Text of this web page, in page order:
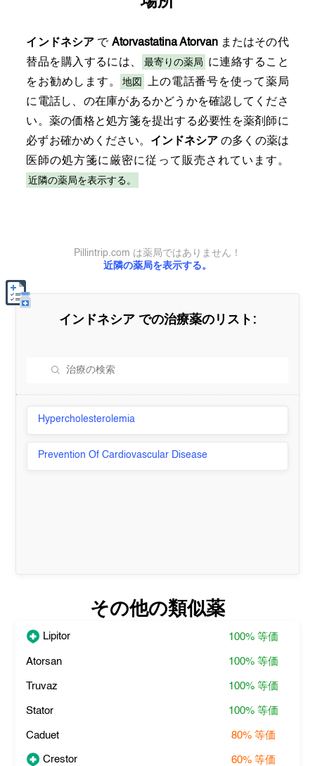
インドネシア で Atorvastatina Atorvanまたはその代
替品を購入するには、
最寄りの薬局 に連絡すること
をお勧めします。
地図
上の電話番号を使って薬局
に電話し、の在庫があるかどうかを確認してくださ
い。薬の価格と処方箋を提出する必要性を薬剤師に
必ずお確かめください。 インドネシア の多くの薬は
医師の処方箋に厳密に従って販売されています。
近隣の薬局を表示する。
近隣の薬局を表示する。
Pillintrip.com は薬局ではありません！
インドネシア での治療薬のリスト:
Hypercholesterolemia
Prevention Of Cardiovascular Disease
その他の類似薬
Lipitor 100% 等価
Atorsan 100% 等価
Truvaz 100% 等価
Stator 100% 等価
Caduet 80% 等価
Crestor 60% 等価